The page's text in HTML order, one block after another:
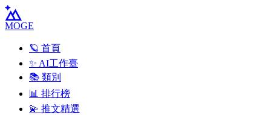
MOGE
🪐 首頁
✨ AI工作臺
📚 類別
📊 排行榜
💫 推文精選